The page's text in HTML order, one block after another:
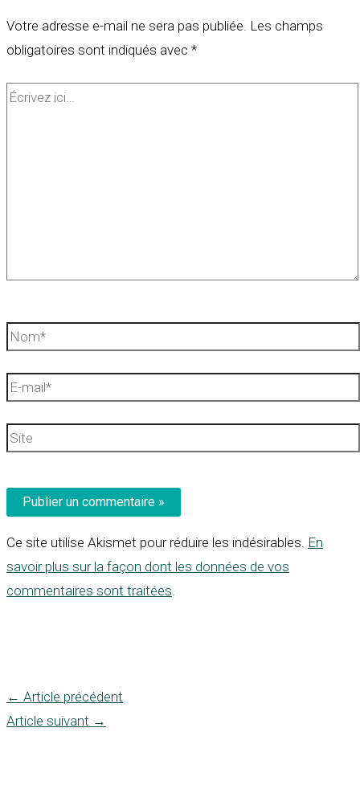
Votre adresse e-mail ne sera pas publiée. Les champs
obligatoires sont indiqués avec *
Écrivez
Nom*
E-
Site
Ce site utilise Akismet pour réduire les indésirables. En
savoir plus sur la façon dont les données de vos
commentaires sont traitées.
← Article précédent
Article suivant →